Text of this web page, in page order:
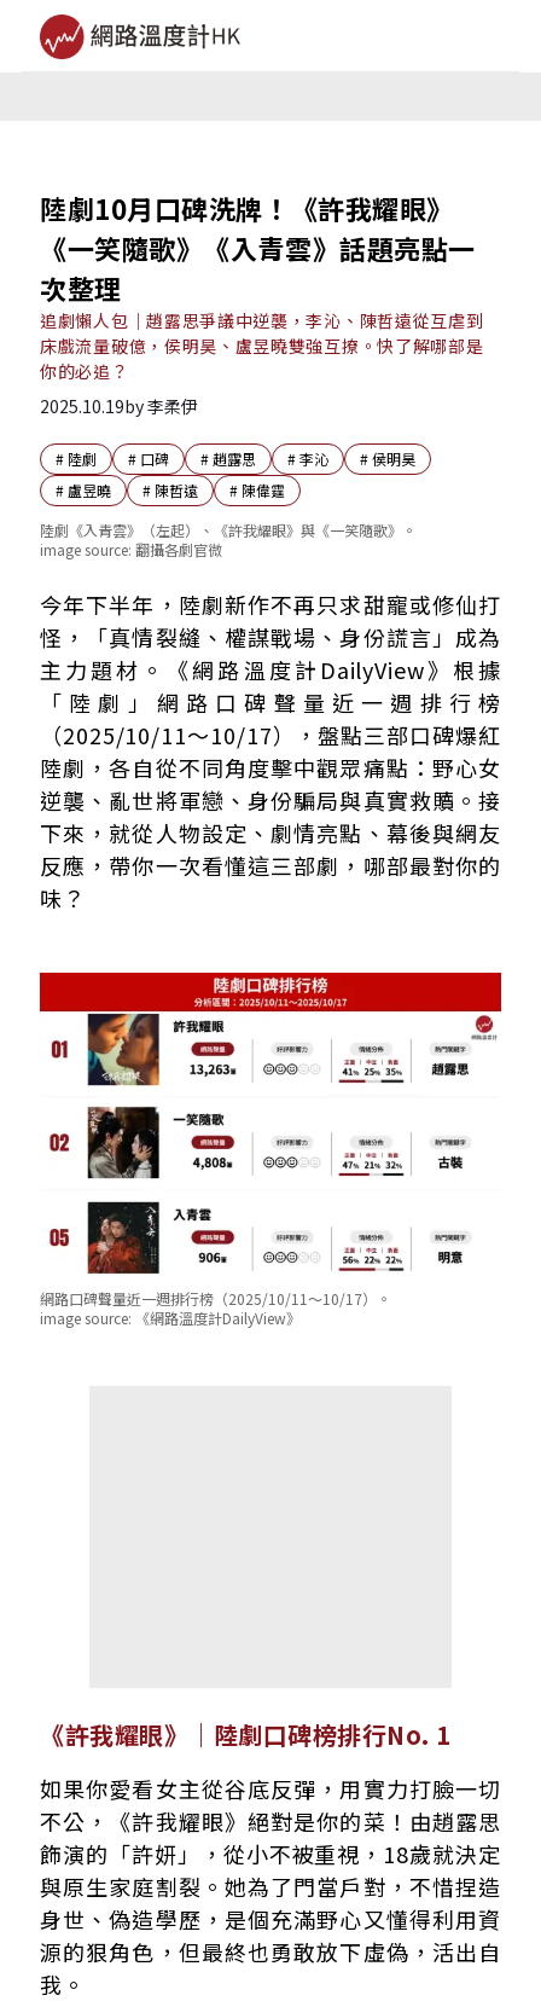
陸劇10月口碑洗牌！《許我耀眼》
《一笑隨歌》《入青雲》話題亮點一
次整理
追劇懶人包｜趙露思爭議中逆襲，李沁、陳哲遠從互虐到
床戲流量破億，侯明昊、盧昱曉雙強互撩。快了解哪部是
你的必追？
2025.10.19by李柔伊
# 陸劇 # 口碑 #趙露思 #李沁 #侯明昊
# 盧昱曉 # 陳哲遠 # 陳偉霆
陸劇《入青雲》（左起）、《許我耀眼》與《一笑隨歌》。
image source: 翻攝各劇官微
《許我耀眼》｜陸劇口碑榜排行No. 1
《一笑隨歌》｜陸劇口碑榜排行No. 2
《入青雲》｜陸劇口碑榜排行No. 5
今年下半年，陸劇新作不再只求甜寵或修仙打
怪，「真情裂縫、權謀戰場、身份謊言」成為
主力題材。《網路溫度計DailyView》根據
「陸劇」網路口碑聲量近一週排行榜
（2025/10/11～10/17），盤點三部口碑爆紅
陸劇，各自從不同角度擊中觀眾痛點：野心女
逆襲、亂世將軍戀、身份騙局與真實救贖。接
下來，就從人物設定、劇情亮點、幕後與網友
反應，帶你一次看懂這三部劇，哪部最對你的
味？
網路口碑聲量近一週排行榜（2025/10/11～10/17）。
image source: 《網路溫度計DailyView》
《許我耀眼》｜陸劇口碑榜排行No. 1
如果你愛看女主從谷底反彈，用實力打臉一切
不公，《許我耀眼》絕對是你的菜！由趙露思
飾演的「許妍」，從小不被重視，18歲就決定
與原生家庭割裂。她為了門當戶對，不惜捏造
身世、偽造學歷，是個充滿野心又懂得利用資
源的狠角色，但最終也勇敢放下虛偽，活出自
我。